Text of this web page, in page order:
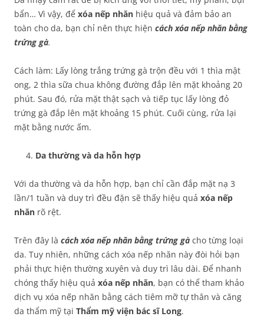
bẩn… Vì vậy, để xóa nếp nhăn hiệu quả và đảm bảo an
toàn cho da, bạn chỉ nên thực hiện cách xóa nếp nhăn bằng
trứng gà.
Cách làm: Lấy lòng trắng trứng gà trộn đều với 1 thìa mật
ong, 2 thìa sữa chua không đường đắp lên mặt khoảng 20
phút. Sau đó, rửa mặt thật sạch và tiếp tục lấy lòng đỏ
trứng gà đắp lên mặt khoảng 15 phút. Cuối cùng, rửa lại
mặt bằng nước ấm.
Da thường và da hỗn hợp
Với da thường và da hỗn hợp, bạn chỉ cần đắp mặt nạ 3
lần/1 tuần và duy trì đều đặn sẽ thấy hiệu quả xóa nếp
nhăn rõ rệt.
Trên đây là cách xóa nếp nhăn bằng trứng gà cho từng loại
da. Tuy nhiên, những cách xóa nếp nhăn này đòi hỏi bạn
phải thực hiện thường xuyên và duy trì lâu dài. Để nhanh
chóng thấy hiệu quả xóa nếp nhăn, bạn có thể tham khảo
dịch vụ xóa nếp nhăn bằng cách tiêm mỡ tự thân và căng
da thẩm mỹ tại Thẩm mỹ viện bác sĩ Long.